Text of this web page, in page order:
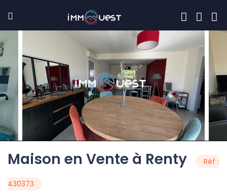
Maison en Vente à Renty Réf :
430373